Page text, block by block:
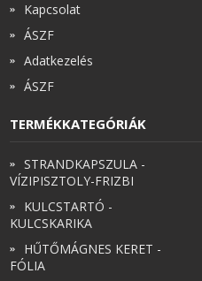
Kapcsolat
ÁSZF
Adatkezelés
ÁSZF
TERMÉKKATEGÓRIÁK
STRANDKAPSZULA -
VÍZIPISZTOLY-FRIZBI
KULCSTARTÓ -
KULCSKARIKA
HŰTŐMÁGNES KERET -
FÓLIA